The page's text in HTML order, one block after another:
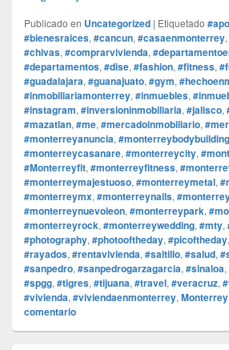
Publicado en Uncategorized | Etiquetado
#bienesraices, #cancun, #casaenmonterrey,
#chivas, #comprarvivienda,
#departamentos, #dise, #fashion, #fitness,
#guadalajara, #guanajuato, #gym,
#inmobiliariamonterrey, #inmuebles,
#instagram, #inversioninmobiliaria, #jalisco,
#mazatlan, #me, #mercadoinmobiliario,
#monterreyanuncia, #monterreybodybuilding
#monterreycasanare, #monterreycity,
#Monterreyfit, #monterreyfitness,
#monterreymajestuoso, #monterreymetal,
#monterreymx, #monterreynails,
#monterreynuevoleon, #monterreypark,
#monterreyrock, #monterreywedding, #mty,
#photography, #photooftheday, #picoftheday,
#rayados, #rentavivienda, #saltillo, #salud,
#sanpedro, #sanpedrogarzagarcia, #sinaloa,
#spgg, #tigres, #tijuana, #travel, #veracruz,
#vivienda, #viviendaenmonterrey, Monterrey
comentario